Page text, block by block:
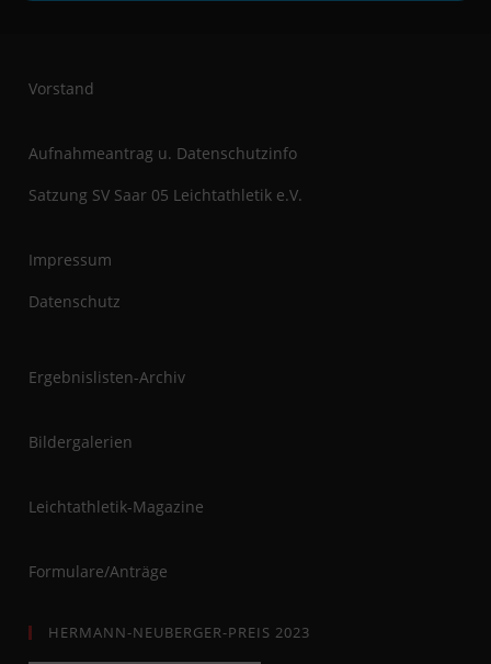
Vorstand
Aufnahmeantrag u. Datenschutzinfo
Satzung SV Saar 05 Leichtathletik e.V.
Impressum
Datenschutz
Ergebnislisten-Archiv
Bildergalerien
Leichtathletik-Magazine
Formulare/Anträge
HERMANN-NEUBERGER-PREIS 2023